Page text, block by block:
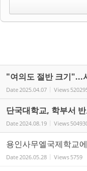
"여의도 절반 크기"...
Date 2025.04.07 Views
단국대학교, 학부서
Date 2024.08.19 Views
용인사무엘국제학교
Date 2026.05.28 Views 5759